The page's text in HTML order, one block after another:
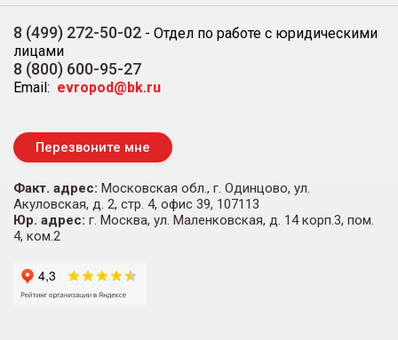
8 (499) 272-50-02 - Отдел по работе с юридическими
лицами
8 (800) 600-95-27
Email: evropod@bk.ru
Перезвоните мне
Факт. адрес: Московская обл., г. Одинцово, ул.
Акуловская, д. 2, стр. 4, офис 39, 107113
Юр. адрес: г. Москва, ул. Маленковская, д. 14 корп.3, пом.
4, ком.2